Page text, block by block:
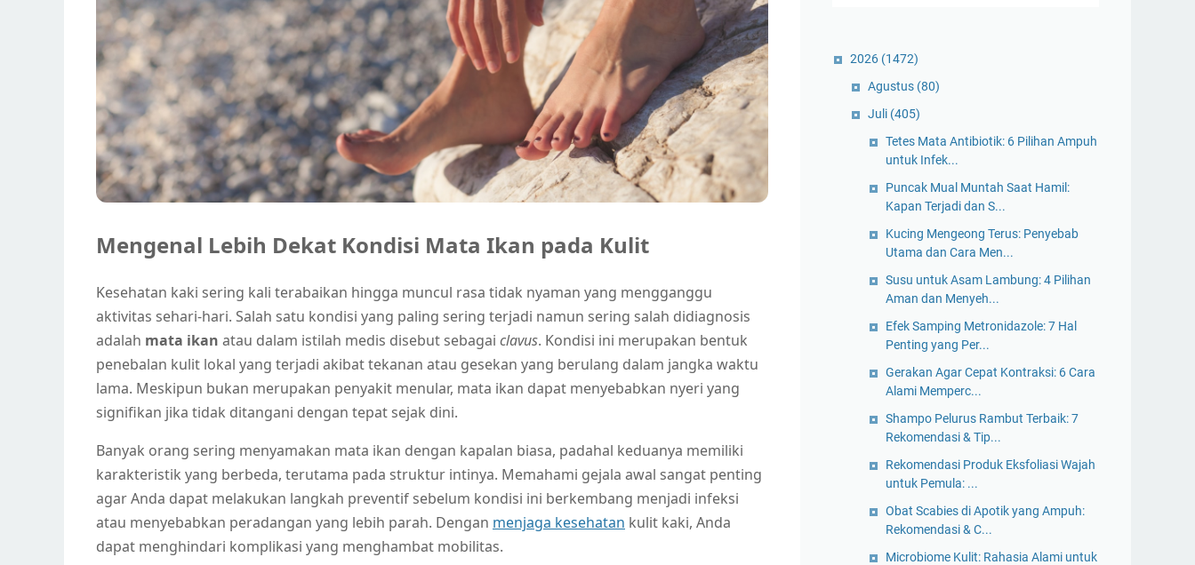
Mengenal Lebih Dekat Kondisi Mata Ikan pada Kulit
Kesehatan kaki sering kali terabaikan hingga muncul rasa tidak nyaman yang mengganggu
aktivitas sehari-hari. Salah satu kondisi yang paling sering terjadi namun sering salah didiagnosis
adalah mata ikan atau dalam istilah medis disebut sebagai clavus. Kondisi ini merupakan bentuk
penebalan kulit lokal yang terjadi akibat tekanan atau gesekan yang berulang dalam jangka waktu
lama. Meskipun bukan merupakan penyakit menular, mata ikan dapat menyebabkan nyeri yang
signifikan jika tidak ditangani dengan tepat sejak dini.
Banyak orang sering menyamakan mata ikan dengan kapalan biasa, padahal keduanya memiliki
karakteristik yang berbeda, terutama pada struktur intinya. Memahami gejala awal sangat penting
agar Anda dapat melakukan langkah preventif sebelum kondisi ini berkembang menjadi infeksi
atau menyebabkan peradangan yang lebih parah. Dengan menjaga kesehatan kulit kaki, Anda
dapat menghindari komplikasi yang menghambat mobilitas.
2026 (1472)
Agustus (80)
Juli (405)
Tetes Mata Antibiotik: 6 Pilihan Ampuh
untuk Infek...
Puncak Mual Muntah Saat Hamil:
Kapan Terjadi dan S...
Kucing Mengeong Terus: Penyebab
Utama dan Cara Men...
Susu untuk Asam Lambung: 4 Pilihan
Aman dan Menyeh...
Efek Samping Metronidazole: 7 Hal
Penting yang Per...
Gerakan Agar Cepat Kontraksi: 6 Cara
Alami Memperc...
Shampo Pelurus Rambut Terbaik: 7
Rekomendasi & Tip...
Rekomendasi Produk Eksfoliasi Wajah
untuk Pemula: ...
Obat Scabies di Apotik yang Ampuh:
Rekomendasi & C...
Microbiome Kulit: Rahasia Alami untuk